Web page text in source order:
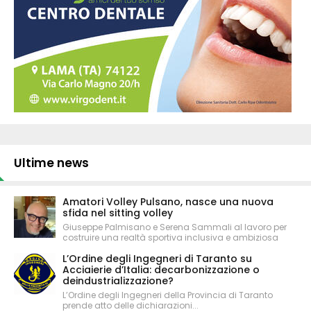
Ultime news
Amatori Volley Pulsano, nasce una nuova
sfida nel sitting volley
Giuseppe Palmisano e Serena Sammali al lavoro per
costruire una realtà sportiva inclusiva e ambiziosa
L’Ordine degli Ingegneri di Taranto su
Acciaierie d’Italia: decarbonizzazione o
deindustrializzazione?
L’Ordine degli Ingegneri della Provincia di Taranto
prende atto delle dichiarazioni...